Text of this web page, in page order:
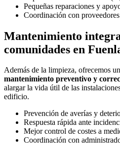
Pequeñas reparaciones y
Coordinación con
Mantenimiento
comunidades en
Además de la limpieza, ofrecemos
mantenimiento preventivo y
alargar la vida útil de las
edificio.
Prevención de averías y
Respuesta rápida ante
Mejor control de costes a
Coordinación con